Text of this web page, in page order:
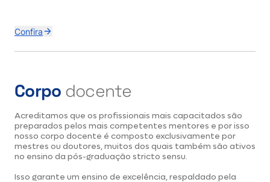
Confira
Corpo docente
Acreditamos que os profissionais mais capacitados são
preparados pelos mais competentes mentores e por isso
nosso corpo docente é composto exclusivamente por
mestres ou doutores, muitos dos quais também são ativos
no ensino da pós-graduação stricto sensu.
Isso garante um ensino de excelência, respaldado pela